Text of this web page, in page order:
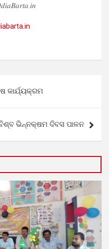
କାର୍ଯ୍ୟକ୍ରମ
ବିଶ୍ବ ଭିନ୍ନକ୍ଷମ ଦିବସ ପାଳନ